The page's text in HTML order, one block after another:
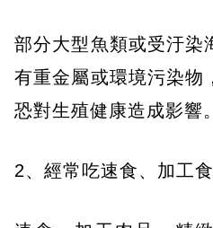
部分大型魚類或受汙染
有重金屬或環境污染物
恐對生殖健康造成影響。
2、經常吃速食、加工